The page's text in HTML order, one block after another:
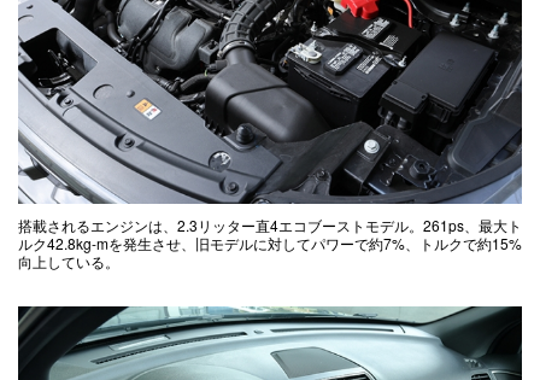
搭載されるエンジンは、2.3リッター直4エコブーストモデル。261ps、最大ト
ルク42.8kg-mを発生させ、旧モデルに対してパワーで約7%、トルクで約15%
向上している。